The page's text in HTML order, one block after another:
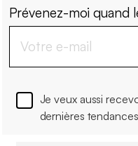
Prévenez-moi quand
Je veux aussi
dernières